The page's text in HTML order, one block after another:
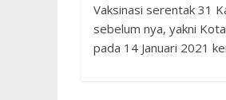
Vaksinasi serentak 31
sebelum nya, yakni
pada 14 Januari 2021